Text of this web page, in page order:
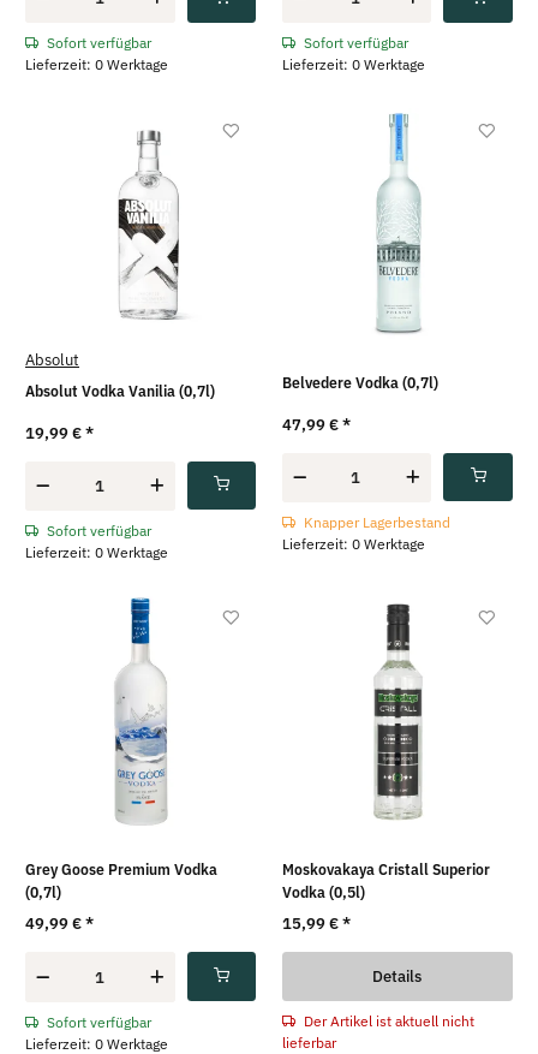
Sofort verfügbar
Lieferzeit: 0 Werktage
Sofort verfügbar
Lieferzeit: 0 Werktage
Absolut
Absolut Vodka Vanilia (0,7l)
19,99 €*
Sofort verfügbar
Lieferzeit: 0 Werktage
Belvedere Vodka (0,7l)
47,99 €*
Knapper Lagerbestand
Lieferzeit: 0 Werktage
Grey Goose Premium Vodka
(0,7l)
49,99 €*
Sofort verfügbar
Lieferzeit: 0 Werktage
Moskovakaya Cristall Superior
Vodka (0,5l)
15,99 €*
Details
Der Artikel ist aktuell nicht
lieferbar